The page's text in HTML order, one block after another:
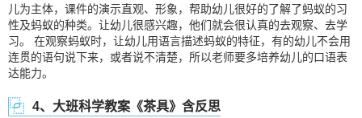
儿为主体，课件的演示直观、形象，帮助幼儿很好的了解了蚂蚁的习
性及蚂蚁的种类。让幼儿很感兴趣，他们就会很认真的去观察、去学
习。 在观察蚂蚁时，让幼儿用语言描述蚂蚁的特征，有的幼儿不会用
连贯的语句说下来，或者说不清楚，所以老师要多培养幼儿的口语表
达能力。
4、大班科学教案《茶具》含反思